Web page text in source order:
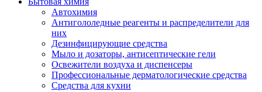
Автохимия
Антигололедные реагенты и распределители для
них
Дезинфицирующие средства
Мыло и дозаторы, антисептические гели
Освежители воздуха и диспенсеры
Профессиональные дерматологические средства
Средства для кухни